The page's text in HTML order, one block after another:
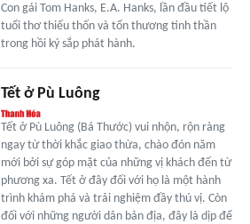
Con gái Tom Hanks, E.A. Hanks, lần đầu tiết lộ
tuổi thơ thiếu thốn và tổn thương tinh thần
trong hồi ký sắp phát hành.
Tết ở Pù Luông
Tết ở Pù Luông (Bá Thước) vui nhộn, rộn ràng
ngay từ thời khắc giao thừa, chào đón năm
mới bởi sự góp mặt của những vị khách đến từ
phương xa. Tết ở đây đối với họ là một hành
trình khám phá và trải nghiệm đầy thú vị. Còn
đối với những người dân bản địa, đây là dịp để